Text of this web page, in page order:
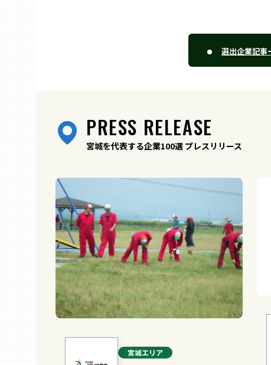
選出企業記事
PRESS RELEASE
宮城を代表する企業100選 プレスリリース
宮城エリア